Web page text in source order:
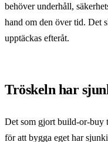
behöver underhåll,
hand om den över tid. Det
upptäckas efteråt.
Tröskeln har
Det som gjort build-or-buy
för att bygga eget har